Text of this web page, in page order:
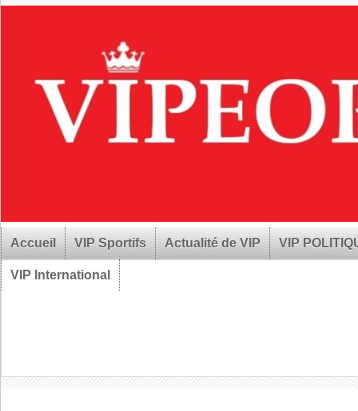
Accueil VIP Sportifs Actualité de VIP VIP
VIP International